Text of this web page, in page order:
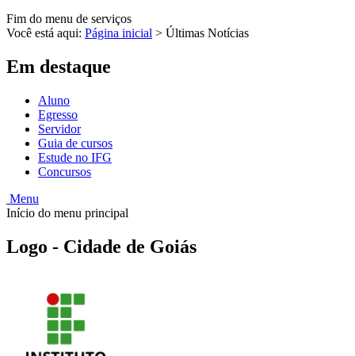
Fim do menu de serviços
Você está aqui: Página inicial > Últimas Notícias
Em destaque
Aluno
Egresso
Servidor
Guia de cursos
Estude no IFG
Concursos
Menu
Início do menu principal
Logo - Cidade de Goiás